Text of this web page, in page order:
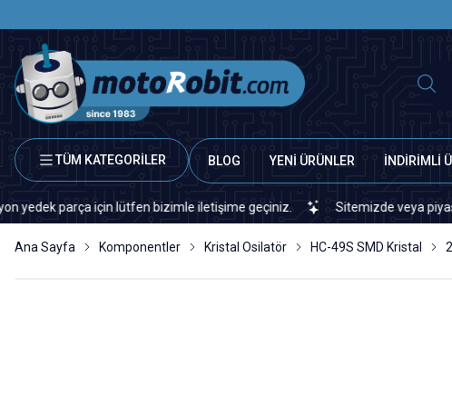
TÜM KATEGORİLER BLOG YENİ ÜRÜNLER İNDİRİMLİ
parça için lütfen bizimle iletişime geçiniz. Sitemizde veya piyasada
Ana Sayfa Komponentler Kristal Osilatör HC-49S SMD Kristal